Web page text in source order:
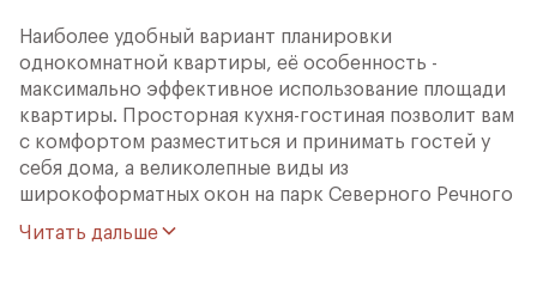
Наиболее удобный вариант планировки
однокомнатной квартиры, её особенность -
максимально эффективное использование площади
квартиры. Просторная кухня-гостиная позволит вам
с комфортом разместиться и принимать гостей у
себя дома, а великолепные виды из
широкоформатных окон на парк Северного Речного
Вокзала и канал им. Москвы дополнят преимущества
квартиры.
Читать дальше